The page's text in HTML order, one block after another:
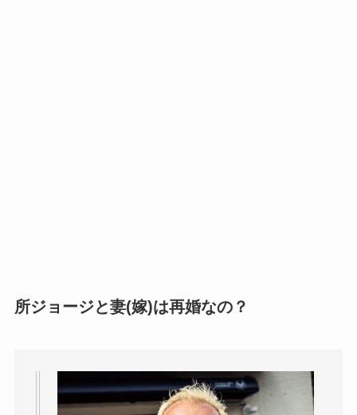
所ジョージと妻(嫁)は再婚なの？